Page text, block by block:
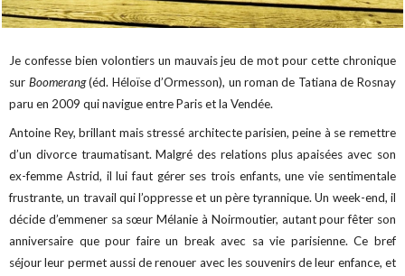
Je confesse bien volontiers un mauvais jeu de mot pour cette chronique
sur Boomerang(éd. Héloïse d’Ormesson), un roman de Tatiana de Rosnay
paru en 2009 qui navigue entre Paris et la Vendée.
Antoine Rey, brillant mais stressé architecte parisien, peine à se remettre
d’un divorce traumatisant. Malgré des relations plus apaisées avec son
ex-femme Astrid, il lui faut gérer ses trois enfants, une vie sentimentale
frustrante, un travail qui l’oppresse et un père tyrannique.Un week-end, il
décide d’emmener sa sœur Mélanie à Noirmoutier, autant pour fêter son
anniversaire que pour faire un break avec sa vie parisienne. Ce bref
séjour leur permet aussi de renouer avec les souvenirs de leur enfance, et